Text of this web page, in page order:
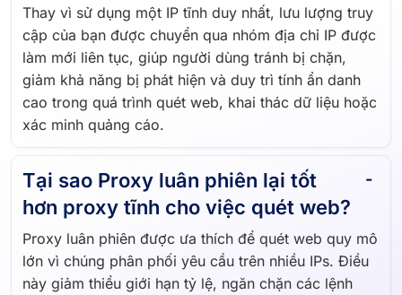
Thay vì sử dụng một IP tĩnh duy nhất, lưu lượng truy
cập của bạn được chuyển qua nhóm địa chỉ IP được
làm mới liên tục, giúp người dùng tránh bị chặn,
giảm khả năng bị phát hiện và duy trì tính ẩn danh
cao trong quá trình quét web, khai thác dữ liệu hoặc
xác minh quảng cáo.
Tại sao Proxy luân phiên lại tốt
hơn proxy tĩnh cho việc quét web?
Proxy luân phiên được ưa thích để quét web quy mô
lớn vì chúng phân phối yêu cầu trên nhiều IPs. Điều
này giảm thiểu giới hạn tỷ lệ, ngăn chặn các lệnh